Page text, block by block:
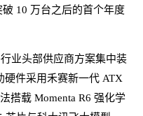
10 万台之后的首个年度
业头部供应商方案集中装
硬件采用禾赛新一代 ATX
搭载 Momenta R6 强化学